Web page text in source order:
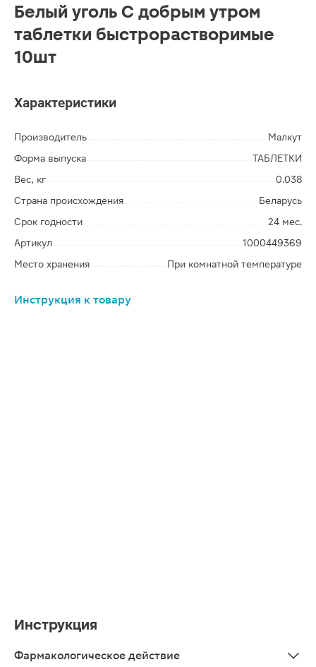
Белый уголь С добрым утром
таблетки быстрорастворимые
10шт
Характеристики
Производитель
Малкут
Форма выпуска
ТАБЛЕТКИ
Вес, кг
0.038
Страна происхождения
Беларусь
Срок годности
24 мес.
Артикул
1000449369
Место хранения
При комнатной температуре
Инструкция к товару
Инструкция
Фармакологическое действие